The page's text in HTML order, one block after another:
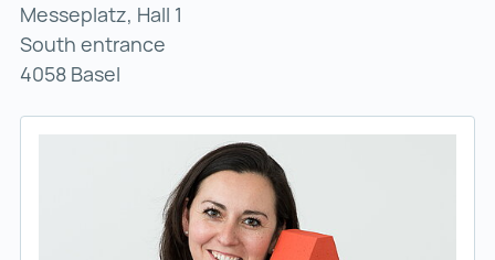
Messeplatz, Hall 1
South entrance
4058 Basel